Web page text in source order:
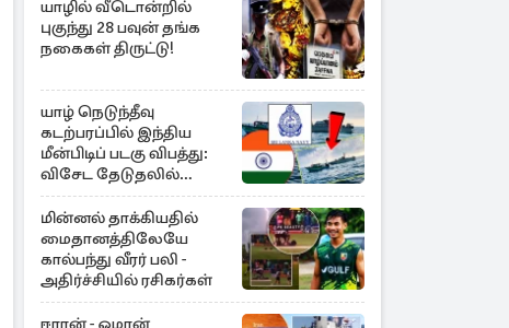
யாழில் வீடொன்றில்
புகுந்து 28 பவுன் தங்க
நகைகள் திருட்டு!
யாழ் நெடுந்தீவு
கடற்பரப்பில் இந்திய
மீன்பிடிப் படகு விபத்து:
விசேட தேடுதலில்
இலங்கை கடற்படை
மின்னல் தாக்கியதில்
மைதானத்திலேயே
கால்பந்து வீரர் பலி -
அதிர்ச்சியில் ரசிகர்கள்
ஈரான் - ஓமான்